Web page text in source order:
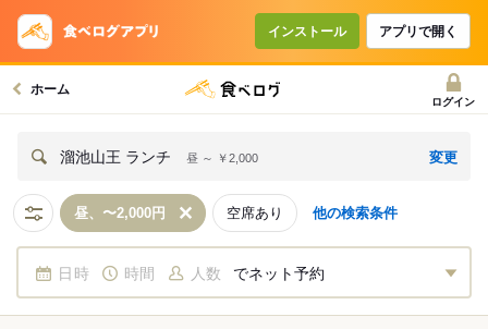
インストール アプリで開く
ホーム
ログイン
溜池山王 ランチ 昼 ～ ￥2,000 変更
昼、〜2,000円 空席あり 他の検索条件
日時 時間 人数 でネット予約